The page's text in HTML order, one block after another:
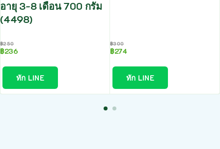
อายุ 3-8 เดือน 700 กรัม
(4498)
฿250
฿236
ทัก LINE
฿300
฿274
ทัก LINE